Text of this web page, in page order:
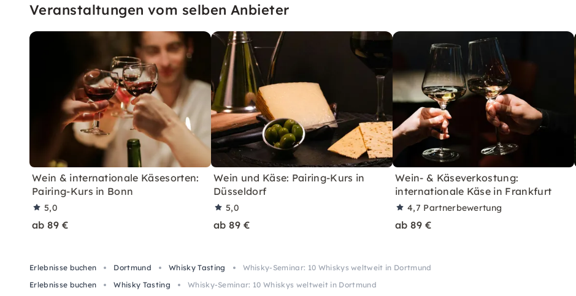
Veranstaltungen vom selben Anbieter
Wein & internationale Käsesorten:
Pairing-Kurs in Bonn
5,0
ab 89 €
Wein und Käse: Pairing-Kurs in
Düsseldorf
5,0
ab 89 €
Wein- & Käseverkostung:
internationale Käse in Frankfurt
4,7 Partnerbewertung
ab 89 €
Erlebnisse buchen Dortmund Whisky Tasting
Whisky-Seminar: 10 Whiskys weltweit in Dortmund
Erlebnisse buchen
Whisky Tasting Whisky-Seminar: 10 Whiskys weltweit in Dortmund